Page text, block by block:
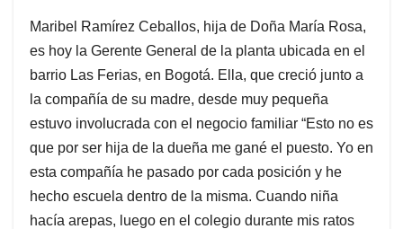
Maribel Ramírez Ceballos, hija de Doña María Rosa,
es hoy la Gerente General de la planta ubicada en el
barrio Las Ferias, en Bogotá. Ella, que creció junto a
la compañía de su madre, desde muy pequeña
estuvo involucrada con el negocio familiar “Esto no es
que por ser hija de la dueña me gané el puesto. Yo en
esta compañía he pasado por cada posición y he
hecho escuela dentro de la misma. Cuando niña
hacía arepas, luego en el colegio durante mis ratos